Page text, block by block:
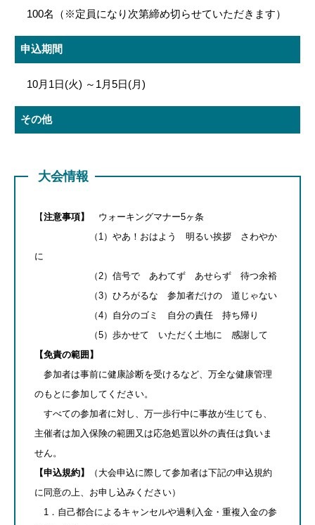
100名（※定員になり次第締め切らせていただきます）
申込期間
10月1日(火) ～1月5日(月)
その他
大会情報
【注意事項】 ウォーキングマナー5ヶ条
（1）やあ！おはよう 明るい挨拶 さわやか
に
（2）信号で あわてず あせらず 待つ余裕
（3）ひろがるな 参加者だけの 道じゃない
（4）自分のゴミ 自分の責任 持ち帰り
（5）歩かせて いただく土地に 感謝して
【免責の範囲】
参加者は事前に健康診断を受けるなど、万全な健康管理
のもとに参加してください。
すべての参加者に対し、万一歩行中に事故が生じても、
主催者は加入保険の範囲又は応急処置以外の責任は負いま
せん。
【申込規約】
（大会申込に際して参加者は下記の申込規約
に同意の上、お申し込みください）
1．自己都合によるキャンセルや過剰入金・重複入金の参